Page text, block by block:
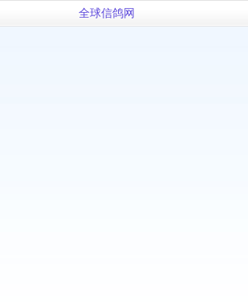
全球信鸽网